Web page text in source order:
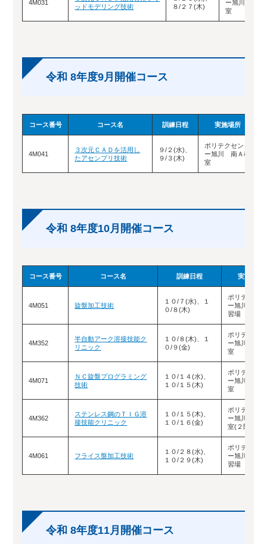
4M031
ッドモデリング技術
８/２７(木)
ー旭川 南Ａ
室
令和 8年度9月開催コース
コース番号 コース名 訓練日程 実施場所
4M041
３次元ＣＡＤを活用し
たアセンブリ技術
９/２(水)、
９/３(木)
ポリテクセンタ
ー旭川 南Ａ教
室
令和 8年度10月開催コース
コース番号 コース名 訓練日程 実施場所
4M051 旋盤加工技術
１０/７(水)、１
０/８(木)
ポリテクセ
ー旭川 南
習場
4M352
半自動アーク溶接技能ク
リニック
１０/８(木)、１
０/９(金)
ポリテクセ
ー旭川 東
室
4M071
ＮＣ旋盤プログラミング
技術
１０/１４(水)、
１０/１５(木)
ポリテクセ
ー旭川 南
室
4M362
ステンレス鋼のＴＩＧ溶
接技能クリニック
１０/１５(木)、
１０/１６(金)
ポリテクセ
ー旭川 東
室(２階)
4M061 フライス盤加工技術
１０/２８(水)、
１０/２９(木)
ポリテクセ
ー旭川 南
習場
令和 8年度11月開催コース